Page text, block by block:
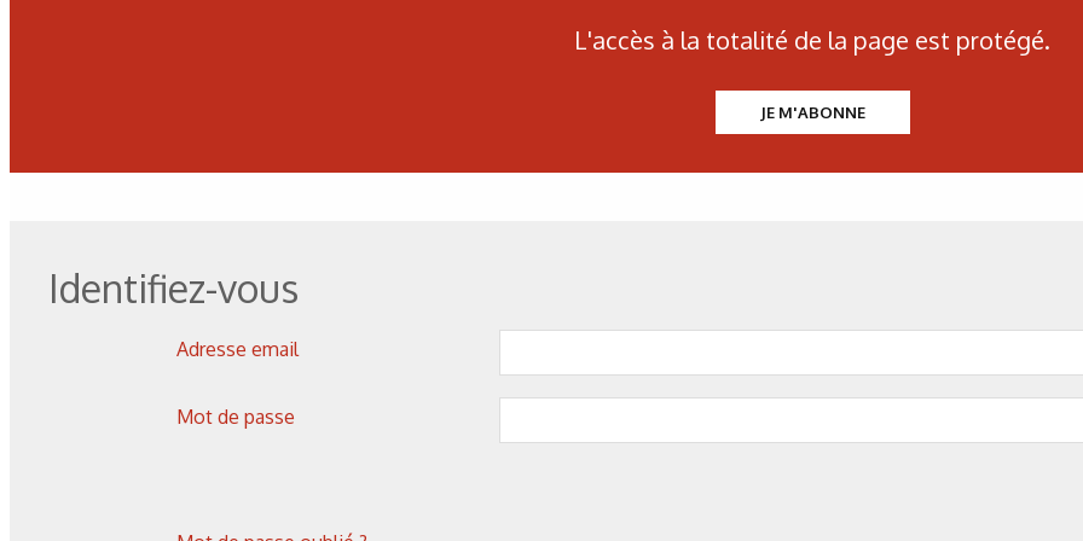
Figure 2 : Diagrammes de
de gaz
Figure 3 : Micrographies
de carbone : A) 1-C3H6
C2H2 (attaque Murakami)
L'accès à la totalité de la page est protégé.
JE M'ABONNE
Identifiez-vous
Adresse email
Mot de passe